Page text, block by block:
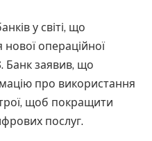
у світі, що
нової операційної
Банк заявив, що
про використання
щоб покращити
послуг.